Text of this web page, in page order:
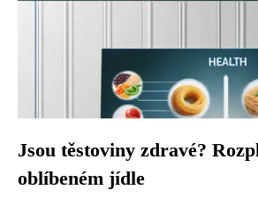
Jsou těstoviny zdravé?
oblíbeném jídle